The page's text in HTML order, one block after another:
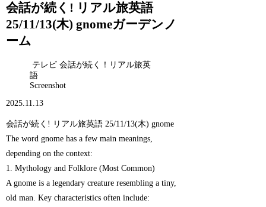
会話が続く! リアル旅英語
25/11/13(木) gnomeガーデンノ
ーム
テレビ 会話が続く！リアル旅英
語
Screenshot
2025.11.13
会話が続く! リアル旅英語 25/11/13(木) gnome
The word gnome has a few main meanings,
depending on the context:
1. Mythology and Folklore (Most Common)
A gnome is a legendary creature resembling a tiny,
old man. Key characteristics often include: